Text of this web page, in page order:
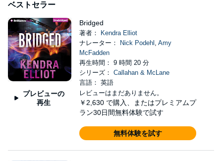
ベストセラー
プレビューの
再生
Bridged
著者：
Kendra Elliot
ナレーター：
Nick Podehl , Amy
McFadden
再生時間： 9 時間 20 分
シリーズ： Callahan & McLane
言語： 英語
レビューはまだありません。
￥2,630 で購入、またはプレミアムプ
ラン30日間無料体験で試す
無料体験を試す